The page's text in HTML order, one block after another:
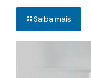
Saiba mais